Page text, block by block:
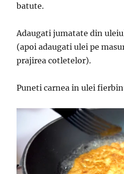
batute.
Adaugati jumatate din
(apoi adaugati ulei pe
prajirea cotletelor).
Puneti carnea in ulei